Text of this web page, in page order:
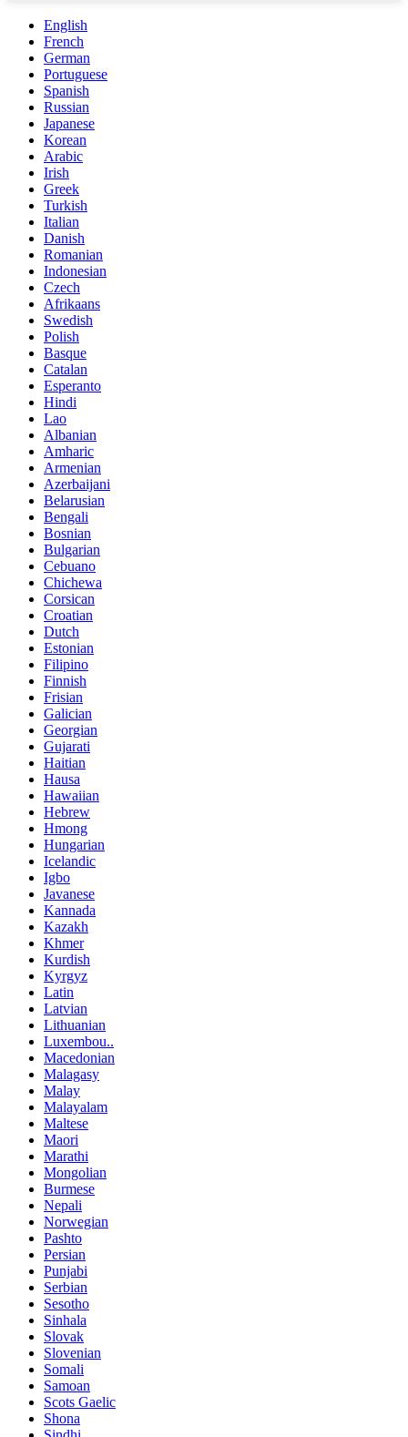
English
French
German
Portuguese
Spanish
Russian
Japanese
Korean
Arabic
Irish
Greek
Turkish
Italian
Danish
Romanian
Indonesian
Czech
Afrikaans
Swedish
Polish
Basque
Catalan
Esperanto
Hindi
Lao
Albanian
Amharic
Armenian
Azerbaijani
Belarusian
Bengali
Bosnian
Bulgarian
Cebuano
Chichewa
Corsican
Croatian
Dutch
Estonian
Filipino
Finnish
Frisian
Galician
Georgian
Gujarati
Haitian
Hausa
Hawaiian
Hebrew
Hmong
Hungarian
Icelandic
Igbo
Javanese
Kannada
Kazakh
Khmer
Kurdish
Kyrgyz
Latin
Latvian
Lithuanian
Luxembou..
Macedonian
Malagasy
Malay
Malayalam
Maltese
Maori
Marathi
Mongolian
Burmese
Nepali
Norwegian
Pashto
Persian
Punjabi
Serbian
Sesotho
Sinhala
Slovak
Slovenian
Somali
Samoan
Scots Gaelic
Shona